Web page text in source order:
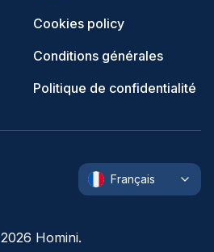
Cookies policy
Conditions générales
Politique de confidentialité
2026 Homini.
Français